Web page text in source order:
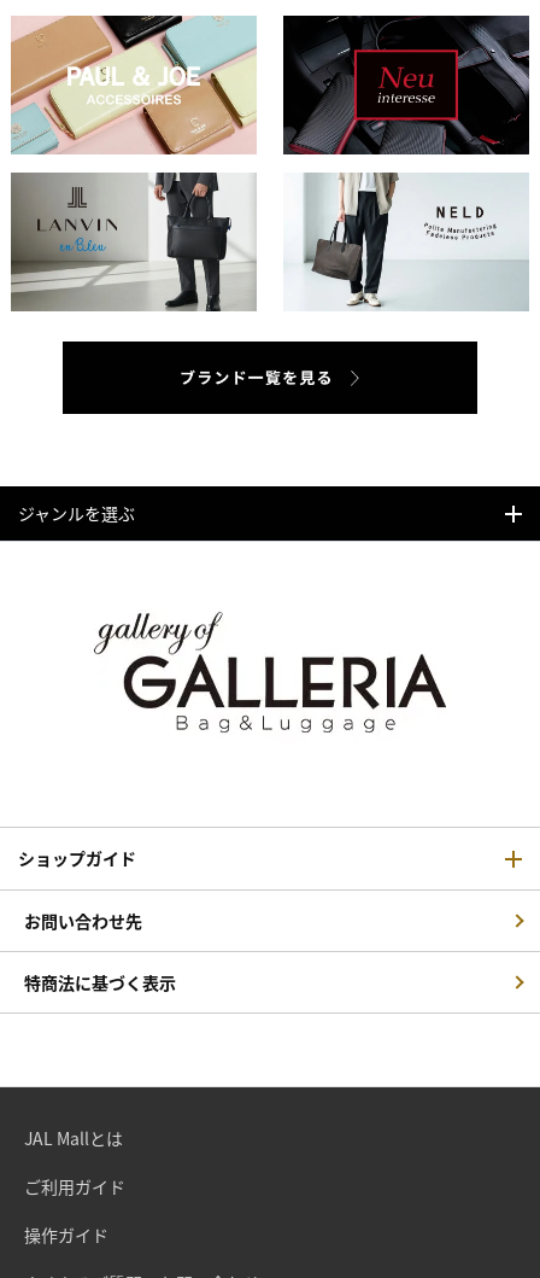
ジャンルを選ぶ
ショップガイド
お問い合わせ先
特商法に基づく表示
JAL Mallとは
ご利用ガイド
操作ガイド